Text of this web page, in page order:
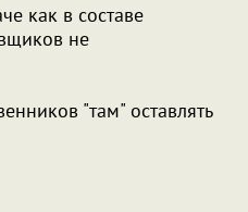
как в составе
не
"там" оставлять